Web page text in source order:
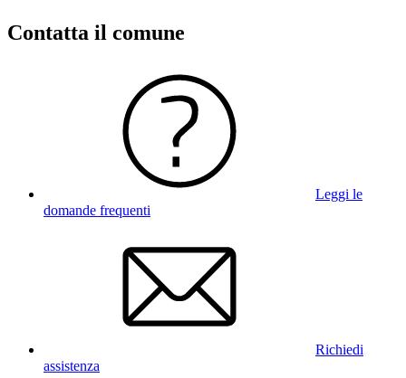
Contatta il comune
Leggi le
domande frequenti
Richiedi
assistenza